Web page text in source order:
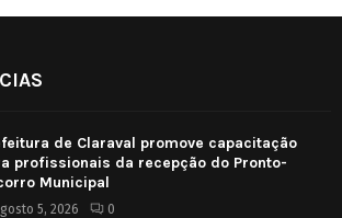
de Claraval promove capacitação
profissionais da recepção do Pronto-
Municipal
5, 2026 0